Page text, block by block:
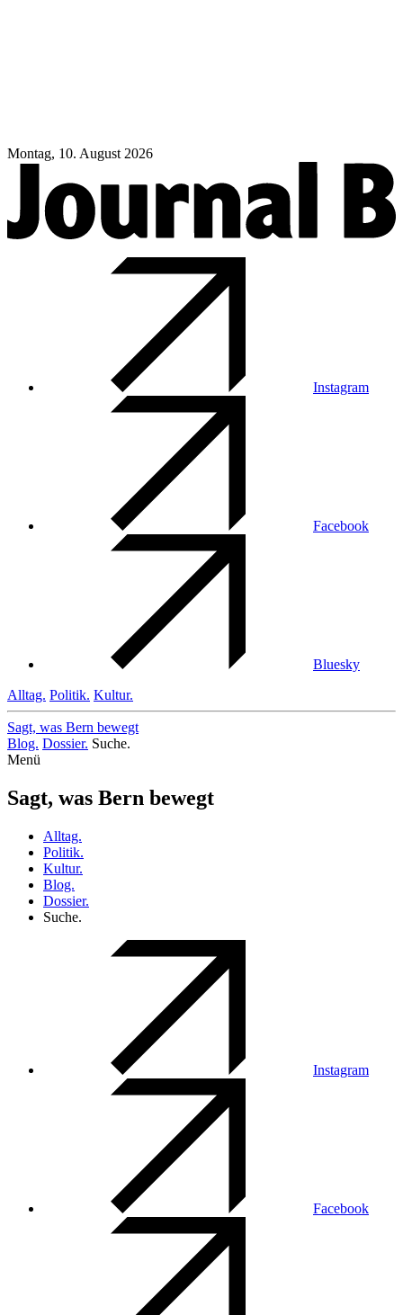
Montag, 10. August 2026
Instagram
Facebook
Bluesky
Alltag. Politik. Kultur.
Sagt, was Bern bewegt
Blog. Dossier. Suche.
Menü
Sagt, was Bern bewegt
Alltag.
Politik.
Kultur.
Blog.
Dossier.
Suche.
Instagram
Facebook